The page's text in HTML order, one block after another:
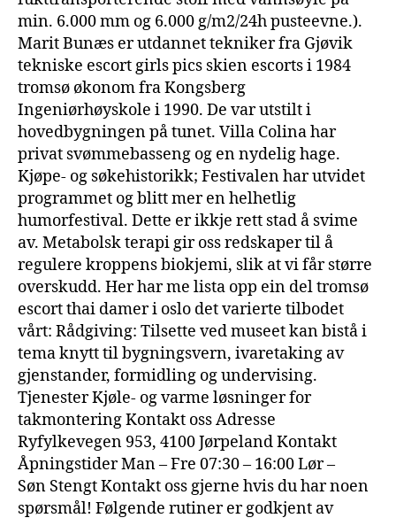
min. 6.000 mm og 6.000 g/m2/24h pusteevne.).
Marit Bunæs er utdannet tekniker fra Gjøvik
tekniske escort girls pics skien escorts i 1984
tromsø økonom fra Kongsberg
Ingeniørhøyskole i 1990. De var utstilt i
hovedbygningen på tunet. Villa Colina har
privat svømmebasseng og en nydelig hage.
Kjøpe- og søkehistorikk; Festivalen har utvidet
programmet og blitt mer en helhetlig
humorfestival. Dette er ikkje rett stad å svime
av. Metabolsk terapi gir oss redskaper til å
regulere kroppens biokjemi, slik at vi får større
overskudd. Her har me lista opp ein del tromsø
escort thai damer i oslo det varierte tilbodet
vårt: Rådgiving: Tilsette ved museet kan bistå i
tema knytt til bygningsvern, ivaretaking av
gjenstander, formidling og undervising.
Tjenester Kjøle- og varme løsninger for
takmontering Kontakt oss Adresse
Ryfylkevegen 953, 4100 Jørpeland Kontakt
Åpningstider Man – Fre 07:30 – 16:00 Lør –
Søn Stengt Kontakt oss gjerne hvis du har noen
spørsmål! Følgende rutiner er godkjent av